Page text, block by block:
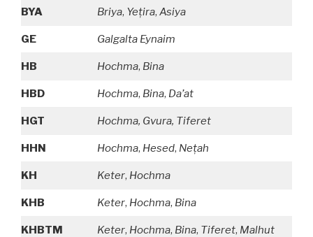
BYA Briya, Yeţira, Asiya
GE Galgalta Eynaim
HB Hochma, Bina
HBD Hochma, Bina, Da’at
HGT Hochma, Gvura, Tiferet
HHN Hochma, Hesed, Neţah
KH Keter, Hochma
KHB Keter, Hochma, Bina
KHBTM Keter, Hochma, Bina, Tiferet, Malhut